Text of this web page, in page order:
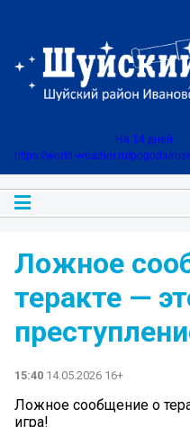
На 14 дней
https://world-weather.ru/pogoda/
Ложное
теракте —
15:40 14.05.2026 16+
Ложное сообщение о
игра!